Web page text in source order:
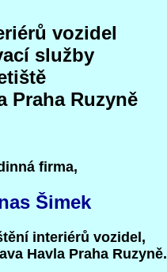
vozidel
služby
Praha Ruzyně
firma,
Šimek
interiérů vozidel,
Havla Praha Ruzyně.